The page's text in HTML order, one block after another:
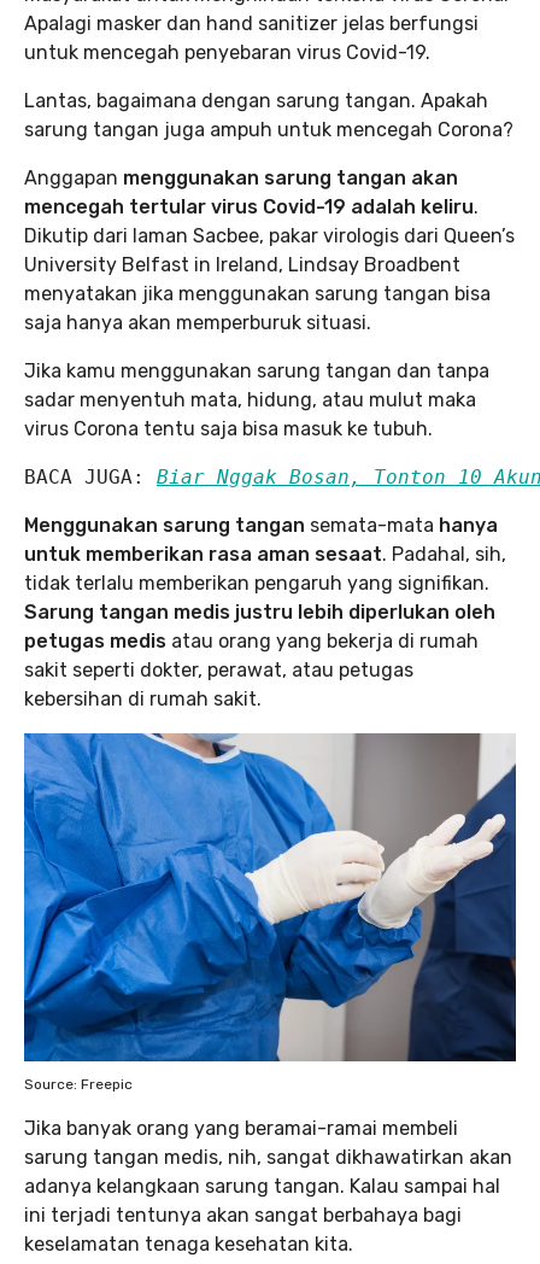
Apalagi masker dan hand sanitizer jelas berfungsi
untuk mencegah penyebaran virus Covid-19.
Lantas, bagaimana dengan sarung tangan. Apakah
sarung tangan juga ampuh untuk mencegah Corona?
Anggapan menggunakan sarung tangan akan
mencegah tertular virus Covid-19 adalah keliru.
Dikutip dari laman Sacbee, pakar virologis dari Queen’s
University Belfast in Ireland, Lindsay Broadbent
menyatakan jika menggunakan sarung tangan bisa
saja hanya akan memperburuk situasi.
Jika kamu menggunakan sarung tangan dan tanpa
sadar menyentuh mata, hidung, atau mulut maka
virus Corona tentu saja bisa masuk ke tubuh.
BACA JUGA: Biar Nggak Bosan, Tonton 10
Menggunakan sarung tangan semata-mata hanya
untuk memberikan rasa aman sesaat. Padahal, sih,
tidak terlalu memberikan pengaruh yang signifikan.
Sarung tangan medis justru lebih diperlukan oleh
petugas medis atau orang yang bekerja di rumah
sakit seperti dokter, perawat, atau petugas
kebersihan di rumah sakit.
Source: Freepic
Jika banyak orang yang beramai-ramai membeli
sarung tangan medis, nih, sangat dikhawatirkan akan
adanya kelangkaan sarung tangan. Kalau sampai hal
ini terjadi tentunya akan sangat berbahaya bagi
keselamatan tenaga kesehatan kita.